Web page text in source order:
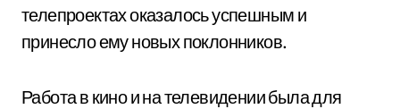
телепроектах оказалось успешным и
принесло ему новых поклонников.
Работа в кино и на телевидении была для